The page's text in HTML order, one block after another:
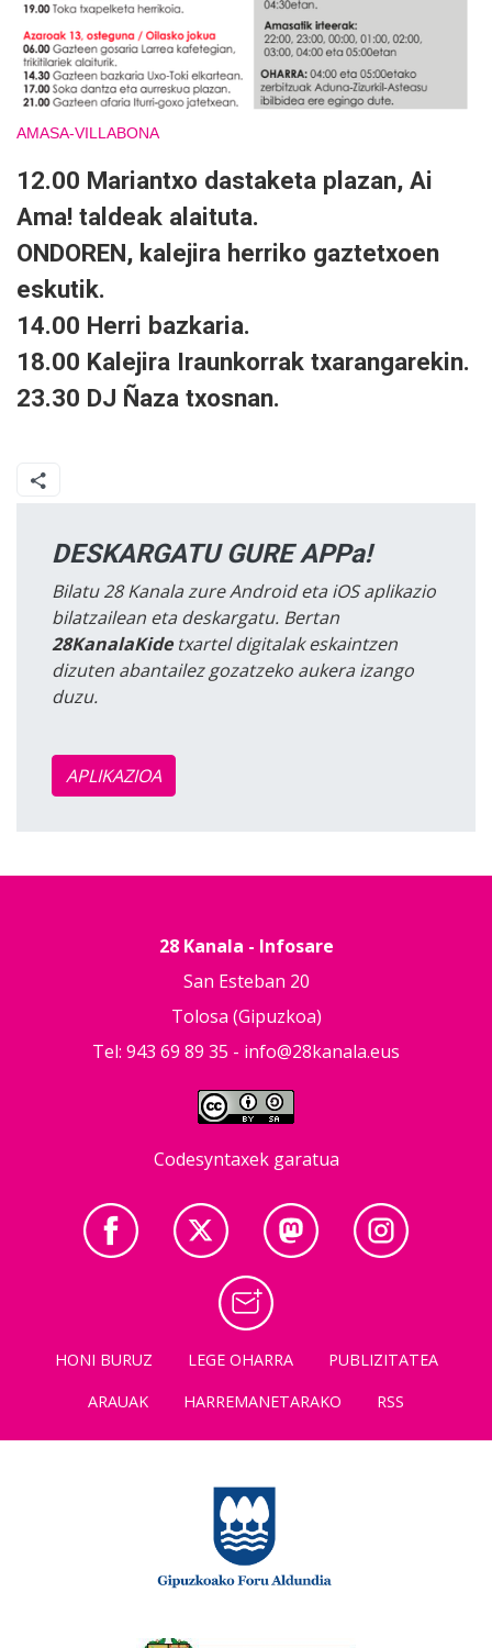
AMASA-VILLABONA
12.00 Mariantxo dastaketa plazan, Ai
Ama! taldeak alaituta.
ONDOREN, kalejira herriko gaztetxoen
eskutik.
14.00 Herri bazkaria.
18.00 Kalejira Iraunkorrak txarangarekin.
23.30 DJ Ñaza txosnan.
DESKARGATU GURE APPa!
Bilatu 28 Kanala zure Android eta iOS aplikazio
bilatzailean eta deskargatu. Bertan
28KanalaKidetxartel digitalak eskaintzen
dizuten abantailez gozatzeko aukera izango
duzu.
APLIKAZIOA
28 Kanala - Infosare
San Esteban 20
Tolosa (Gipuzkoa)
Tel: 943 69 89 35 - info@28kanala.eus
Codesyntaxek garatua
HONI BURUZ LEGE OHARRA
PUBLIZITATEA
ARAUAK
HARREMANETARAKO RSS